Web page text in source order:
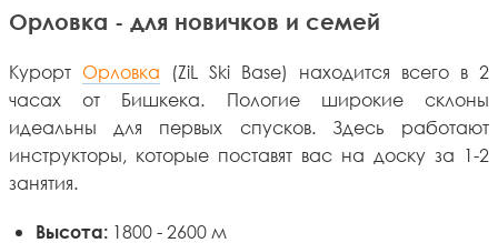
Орловка - для новичков и семей
Курорт Орловка (ZiL Ski Base) находится всего в 2
часах от Бишкека. Пологие широкие склоны
идеальны для первых спусков. Здесь работают
инструкторы, которые поставят вас на доску за 1-2
занятия.
Высота: 1800 - 2600 м